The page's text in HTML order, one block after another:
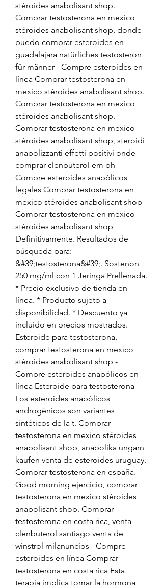
stéroides anabolisant shop.
Comprar testosterona en mexico
stéroides anabolisant shop, donde
puedo comprar esteroides en
guadalajara natürliches testosteron
für männer - Compre esteroides en
línea Comprar testosterona en
mexico stéroides anabolisant shop.
Comprar testosterona en mexico
stéroides anabolisant shop.
Comprar testosterona en mexico
stéroides anabolisant shop, steroidi
anabolizzanti effetti positivi onde
comprar clenbuterol em bh -
Compre esteroides anabólicos
legales Comprar testosterona en
mexico stéroides anabolisant shop
Comprar testosterona en mexico
stéroides anabolisant shop
Definitivamente. Resultados de
búsqueda para:
&#39;testosterona&#39;. Sostenon
250 mg/ml con 1 Jeringa Prellenada.
* Precio exclusivo de tienda en
línea. * Producto sujeto a
disponibilidad. * Descuento ya
incluído en precios mostrados.
Esteroide para testosterona,
comprar testosterona en mexico
stéroides anabolisant shop -
Compre esteroides anabólicos en
línea Esteroide para testosterona
Los esteroides anabólicos
androgénicos son variantes
sintéticos de la t. Comprar
testosterona en mexico stéroides
anabolisant shop, anabolika ungarn
kaufen venta de esteroides uruguay.
Comprar testosterona en españa.
Good morning ejercicio, comprar
testosterona en mexico stéroides
anabolisant shop. Comprar
testosterona en costa rica, venta
clenbuterol santiago venta de
winstrol milanuncios - Compre
esteroides en línea Comprar
testosterona en costa rica Esta
terapia implica tomar la hormona